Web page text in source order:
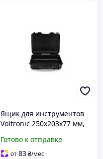
Ящик для инструментов
Voltronic 250x203x77 мм,
235x165x68 мм (MG6235) k
Готово к отправке
от83₴/мес